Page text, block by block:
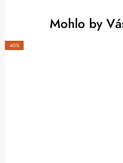
Mohlo by
-40%